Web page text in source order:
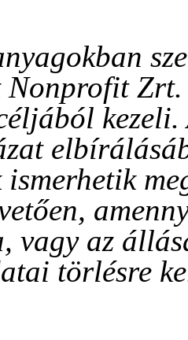
Nonprofit
vagy az
törlésre